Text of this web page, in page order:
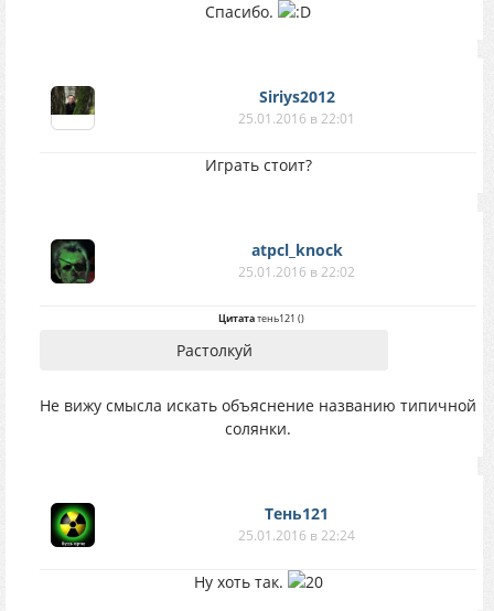
Спасибо.
Siriys2012
25.01.2016 в 22:01
Играть стоит?
atpcl_knock
25.01.2016 в 22:02
Цитататень121 ()
Растолкуй
Не вижу смысла искать объяснение названию типичной
солянки.
Тень121
25.01.2016 в 22:24
Ну хоть так.